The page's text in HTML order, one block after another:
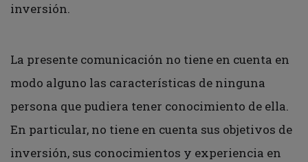
inversión.
La presente comunicación no tiene en cuenta en
modo alguno las características de ninguna
persona que pudiera tener conocimiento de ella.
En particular, no tiene en cuenta sus objetivos de
inversión, sus conocimientos y experiencia en